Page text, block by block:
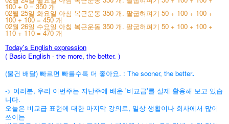
100 + 0 = 350 개
02월 25일 화요일 아침 복근운동 350 개. 팔굽혀펴기 50 + 100 + 100 +
100 + 100 = 450 개
02월 26일 수요일 아침 복근운동 350 개. 팔굽혀펴기 50 + 100 + 100 +
110 + 110 = 470 개
Today's English expression
( Basic English - the more, the better. )
(물건 배달) 빠르면 빠를수록 더 좋아요. : The sooner, the better.
-> 여러분, 우리 이번주는 지난주에 배운 '비교급'를 실제 활용해 보고 있습
니다.
오늘은 비교급 표현에 대한 마지막 강의로, 일상 생활이나 회사에서 많이
쓰이는